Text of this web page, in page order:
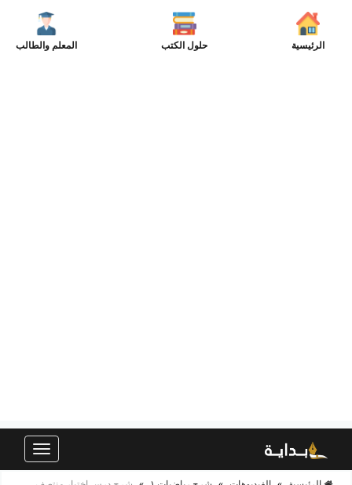
الرئيسية حلول الكتب المعلم والطالب
Toggle